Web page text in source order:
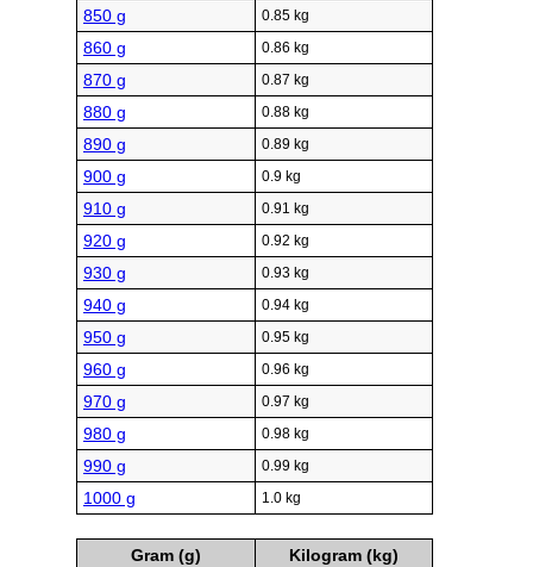
850 g 0.85 kg
860 g 0.86 kg
870 g 0.87 kg
880 g 0.88 kg
890 g 0.89 kg
900 g 0.9 kg
910 g 0.91 kg
920 g 0.92 kg
930 g 0.93 kg
940 g 0.94 kg
950 g 0.95 kg
960 g 0.96 kg
970 g 0.97 kg
980 g 0.98 kg
990 g 0.99 kg
1000 g 1.0 kg
Gram (g)
Kilogram (kg)